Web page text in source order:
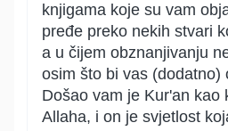
knjigama koje su vam
pređe preko nekih stvari
a u čijem obznanjivanju
osim što bi vas (dodatno)
Došao vam je Kur'an kao
Allaha, i on je svjetlost